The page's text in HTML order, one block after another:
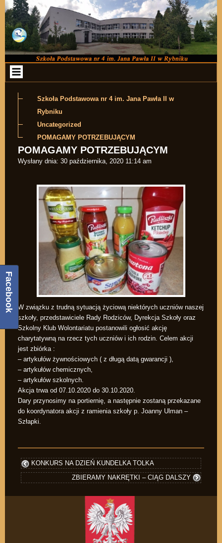
Przejdź do zawartości
Szkoła Podstawowa nr 4 im. Jana Pawła II w
Rybniku
Uncategorized
POMAGAMY POTRZEBUJĄCYM
POMAGAMY POTRZEBUJĄCYM
Wysłany dnia: 30 października, 2020 11:14 am
W związku z trudną sytuacją życiową niektórych uczniów naszej
szkoły, przedstawiciele Rady Rodziców, Dyrekcja Szkoły oraz
Szkolny Klub Wolontariatu postanowili ogłosić akcję
charytatywną na rzecz tych uczniów i ich rodzin. Celem akcji
jest zbiórka :
– artykułów żywnościowych ( z długą datą gwarancji ),
– artykułów chemicznych,
– artykułów szkolnych.
Akcja trwa od 07.10.2020 do 30.10.2020.
Dary przynosimy na portiernię, a następnie zostaną przekazane
do koordynatora akcji z ramienia szkoły p. Joanny Ulman –
Szłapki.
KONKURS NA DZIEŃ KUNDELKA TOLKA
ZBIERAMY NAKRĘTKI – CIĄG DALSZY
Facebook